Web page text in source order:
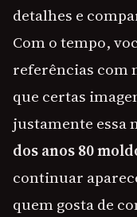
detalhes e
Com o tempo,
referências com
que certas
justamente essa
dos anos 80
continuar
quem gosta de